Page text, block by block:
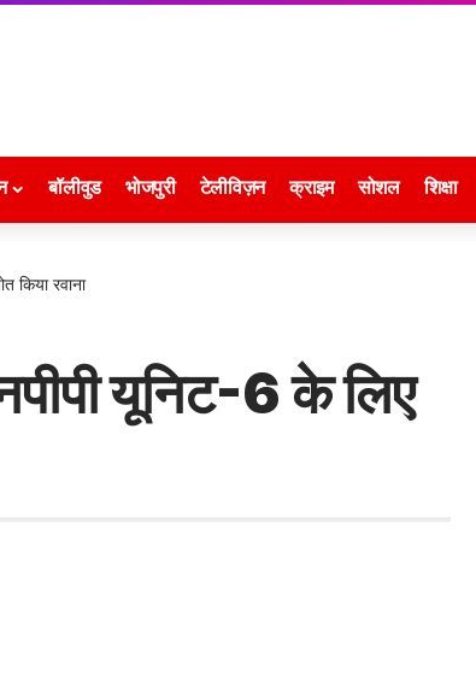
बॉलीवुड भोजपुरी टेलीविज़न क्राइम सोशल शिक्षा
किया रवाना
यूनिट-6 के लिए